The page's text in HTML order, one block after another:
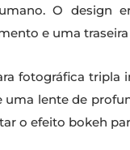
O design
e uma
fotográfica tripla
uma lente de
o efeito bokeh